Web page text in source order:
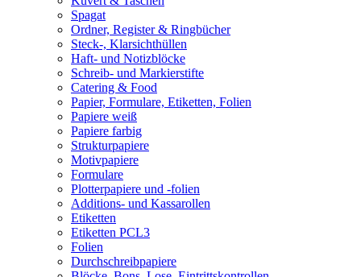
Spagat
Ordner, Register & Ringbücher
Steck-, Klarsichthüllen
Haft- und Notizblöcke
Schreib- und Markierstifte
Catering & Food
Papier, Formulare, Etiketten, Folien
Papiere weiß
Papiere farbig
Strukturpapiere
Motivpapiere
Formulare
Plotterpapiere und -folien
Additions- und Kassarollen
Etiketten
Etiketten PCL3
Folien
Durchschreibpapiere